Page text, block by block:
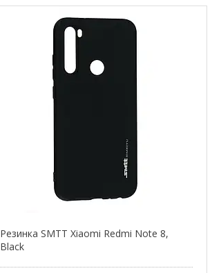
Резинка SMTT Xiaomi Redmi Note 8,
Black